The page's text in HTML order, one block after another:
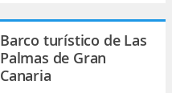
Barco turístico de Las
Palmas de Gran
Canaria